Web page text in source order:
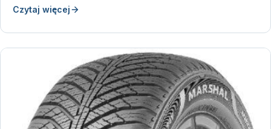
Czytaj więcej